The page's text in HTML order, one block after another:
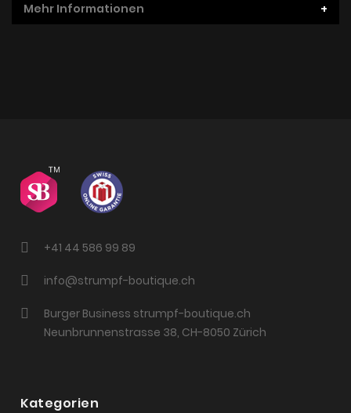
Mehr Informationen
+41 44 586 99 89
info@strumpf-boutique.ch
Burger Business strumpf-boutique.ch
Neunbrunnenstrasse 38, CH-8050 Zürich
Kategorien